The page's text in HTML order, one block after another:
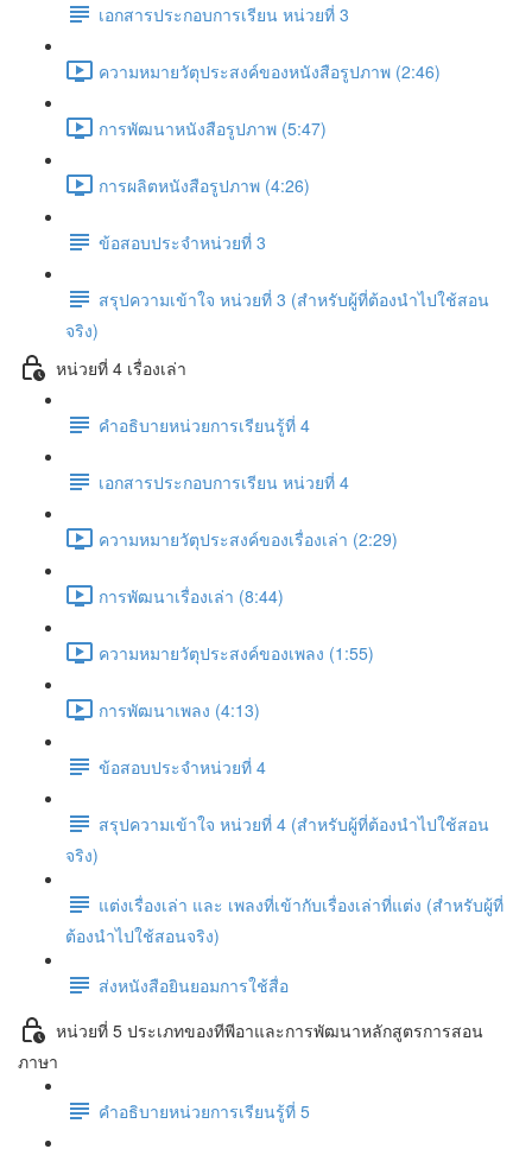
เอกสารประกอบการเรียน หน่วยที่ 3
ความหมายวัตุประสงค์ของหนังสือรูปภาพ (2:46)
การพัฒนาหนังสือรูปภาพ (5:47)
การผลิตหนังสือรูปภาพ (4:26)
ข้อสอบประจำหน่วยที่ 3
สรุปความเข้าใจ หน่วยที่ 3 (สำหรับผู้ที่ต้องนำไปใช้สอน
จริง)
หน่วยที่ 4 เรื่องเล่า
คำอธิบายหน่วยการเรียนรู้ที่ 4
เอกสารประกอบการเรียน หน่วยที่ 4
ความหมายวัตุประสงค์ของเรื่องเล่า (2:29)
การพัฒนาเรื่องเล่า (8:44)
ความหมายวัตุประสงค์ของเพลง (1:55)
การพัฒนาเพลง (4:13)
ข้อสอบประจำหน่วยที่ 4
สรุปความเข้าใจ หน่วยที่ 4 (สำหรับผู้ที่ต้องนำไปใช้สอน
จริง)
แต่งเรื่องเล่า และ เพลงที่เข้ากับเรื่องเล่าที่แต่ง (สำหรับผู้ที่
ต้องนำไปใช้สอนจริง)
ส่งหนังสือยินยอมการใช้สื่อ
หน่วยที่ 5 ประเภทของทีพีอาและการพัฒนาหลักสูตรการสอน
ภาษา
คำอธิบายหน่วยการเรียนรู้ที่ 5